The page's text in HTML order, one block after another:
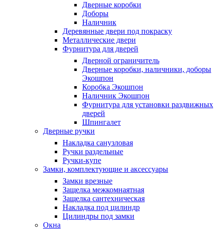
Дверные коробки
Доборы
Наличник
Деревянные двери под покраску
Металлические двери
Фурнитура для дверей
Дверной ограничитель
Дверные коробки, наличники, доборы
Экошпон
Коробка Экошпон
Наличник Экошпон
Фурнитура для установки раздвижных
дверей
Шпингалет
Дверные ручки
Накладка санузловая
Ручки раздельные
Ручки-купе
Замки, комплектующие и аксессуары
Замки врезные
Защелка межкомнаятная
Защелка сантехническая
Накладка под цилиндр
Цилиндры под замки
Окна